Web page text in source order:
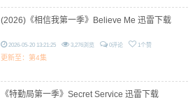
(2026)《相信我第一季》Believe Me 迅雷下载
2026-05-20 13:21:25 3,276浏览 0评论 1个赞
更新至：第4集
《特勤局第一季》Secret Service 迅雷下载